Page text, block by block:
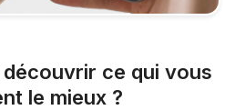
ce qui vous
le mieux ?